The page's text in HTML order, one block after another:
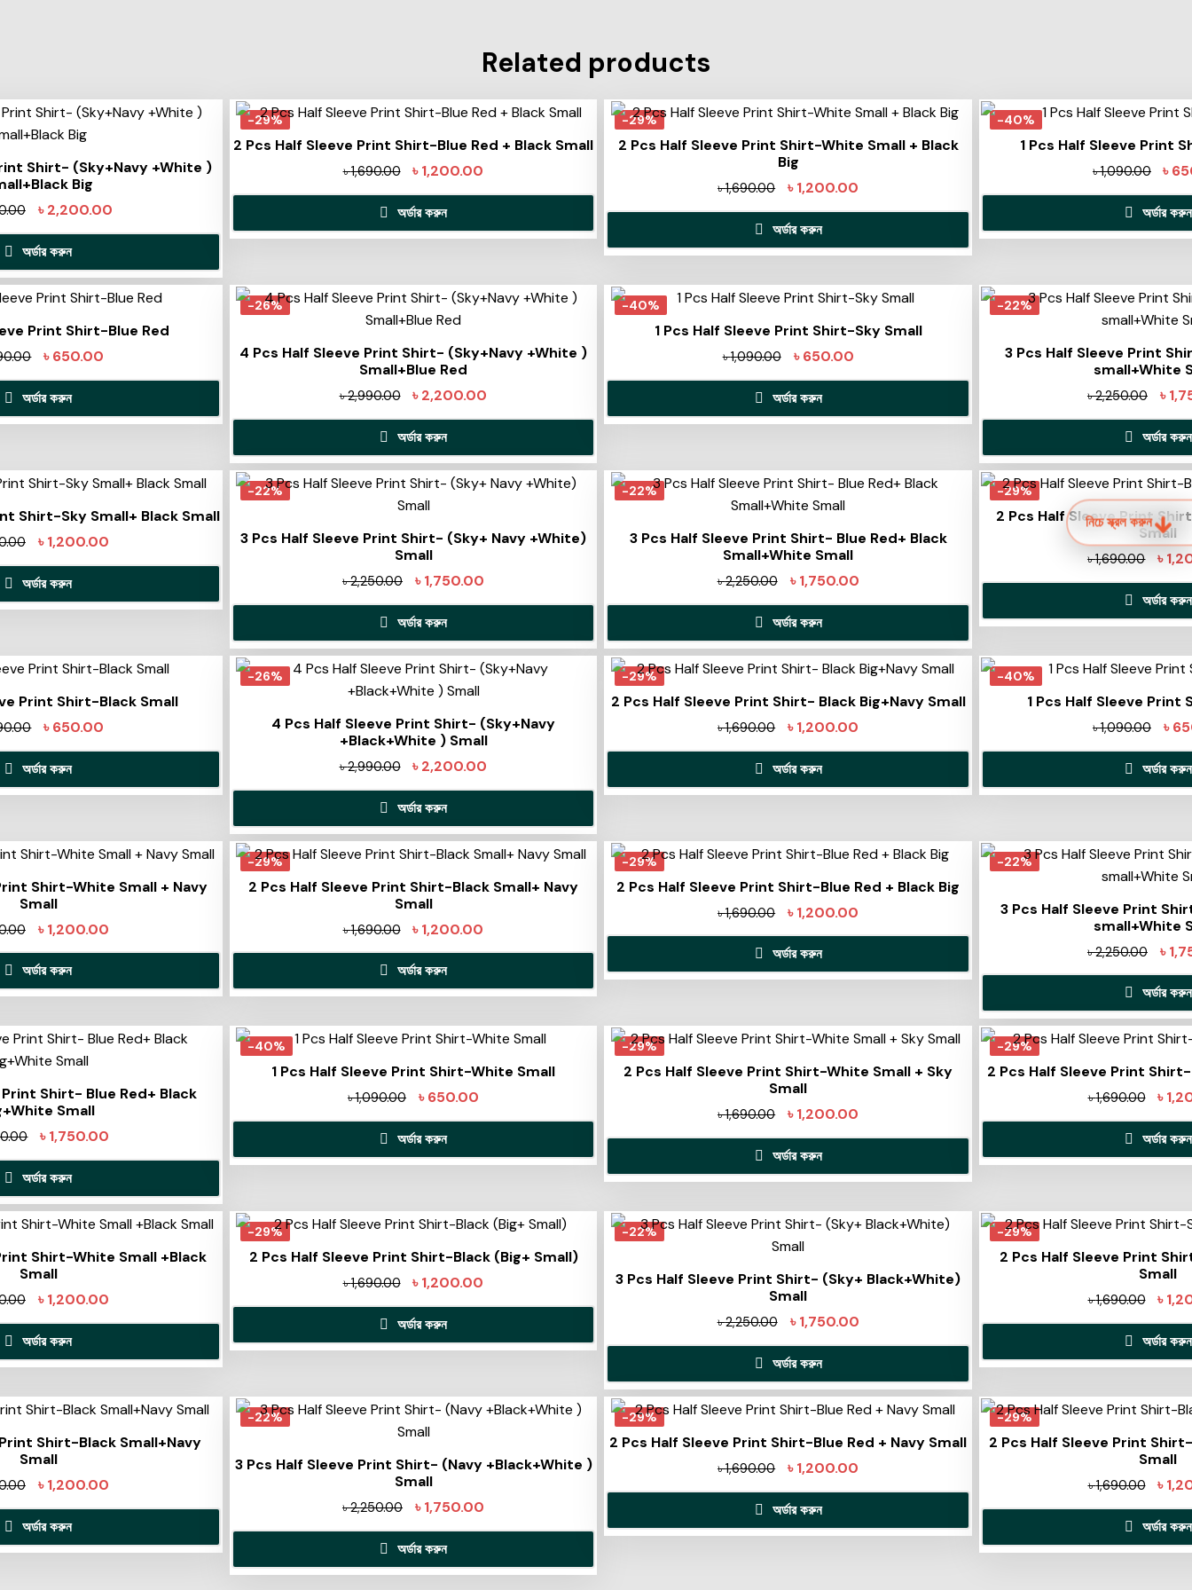
Related products
Shirt- (Sky+Navy +White )
Big
৳2,200.00
অর্ডার করুন
-29%
2 Pcs Half Sleeve Print Shirt-Blue Red + Black Small
৳1,690.00 ৳1,200.00
অর্ডার করুন
-29%
2 Pcs Half Sleeve Print Shirt-White Small + Black
Big
৳1,690.00 ৳1,200.00
অর্ডার করুন
-40%
1 Pcs Half Sleeve Print
৳1,090.00 ৳
অর্ডার করুন
Print Shirt-Blue Red
৳650.00
অর্ডার করুন
-26%
4 Pcs Half Sleeve Print Shirt- (Sky+Navy +White )
Small+Blue Red
৳2,990.00 ৳2,200.00
অর্ডার করুন
-40%
1 Pcs Half Sleeve Print Shirt-Sky Small
৳1,090.00 ৳650.00
অর্ডার করুন
-22%
3 Pcs Half Sleeve Print
small+White
৳2,250.00 ৳
অর্ডার করুন
Shirt-Sky Small+ Black Small
৳1,200.00
অর্ডার করুন
-22%
3 Pcs Half Sleeve Print Shirt- (Sky+ Navy +White)
Small
৳2,250.00 ৳1,750.00
অর্ডার করুন
-22%
3 Pcs Half Sleeve Print Shirt- Blue Red+ Black
Small+White Small
৳2,250.00 ৳1,750.00
অর্ডার করুন
-29%
2 Pcs Half Sleeve Print
Small
৳1,690.00 ৳
অর্ডার করুন
Print Shirt-Black Small
৳650.00
অর্ডার করুন
-26%
4 Pcs Half Sleeve Print Shirt- (Sky+Navy
+Black+White ) Small
৳2,990.00 ৳2,200.00
অর্ডার করুন
-29%
2 Pcs Half Sleeve Print Shirt- Black Big+Navy Small
৳1,690.00 ৳1,200.00
অর্ডার করুন
-40%
1 Pcs Half Sleeve Print
৳1,090.00 ৳
অর্ডার করুন
Shirt-White Small + Navy
Small
৳1,200.00
অর্ডার করুন
-29%
2 Pcs Half Sleeve Print Shirt-Black Small+ Navy
Small
৳1,690.00 ৳1,200.00
অর্ডার করুন
-29%
2 Pcs Half Sleeve Print Shirt-Blue Red + Black Big
৳1,690.00 ৳1,200.00
অর্ডার করুন
-22%
3 Pcs Half Sleeve Print
small+White
৳2,250.00 ৳
অর্ডার করুন
Shirt- Blue Red+ Black
Small
৳1,750.00
অর্ডার করুন
-40%
1 Pcs Half Sleeve Print Shirt-White Small
৳1,090.00 ৳650.00
অর্ডার করুন
-29%
2 Pcs Half Sleeve Print Shirt-White Small + Sky
Small
৳1,690.00 ৳1,200.00
অর্ডার করুন
-29%
2 Pcs Half Sleeve Print
৳1,690.00 ৳
অর্ডার করুন
Shirt-White Small +Black
Small
৳1,200.00
অর্ডার করুন
-29%
2 Pcs Half Sleeve Print Shirt-Black (Big+ Small)
৳1,690.00 ৳1,200.00
অর্ডার করুন
-22%
3 Pcs Half Sleeve Print Shirt- (Sky+ Black+White)
Small
৳2,250.00 ৳1,750.00
অর্ডার করুন
-29%
2 Pcs Half Sleeve Print
Small
৳1,690.00 ৳
অর্ডার করুন
Shirt-Black Small+Navy
Small
৳1,200.00
অর্ডার করুন
-22%
3 Pcs Half Sleeve Print Shirt- (Navy +Black+White )
Small
৳2,250.00 ৳1,750.00
অর্ডার করুন
-29%
2 Pcs Half Sleeve Print Shirt-Blue Red + Navy Small
৳1,690.00 ৳1,200.00
অর্ডার করুন
-29%
2 Pcs Half Sleeve Print
Small
৳1,690.00 ৳
অর্ডার করুন
নিচে স্ক্রল করুন